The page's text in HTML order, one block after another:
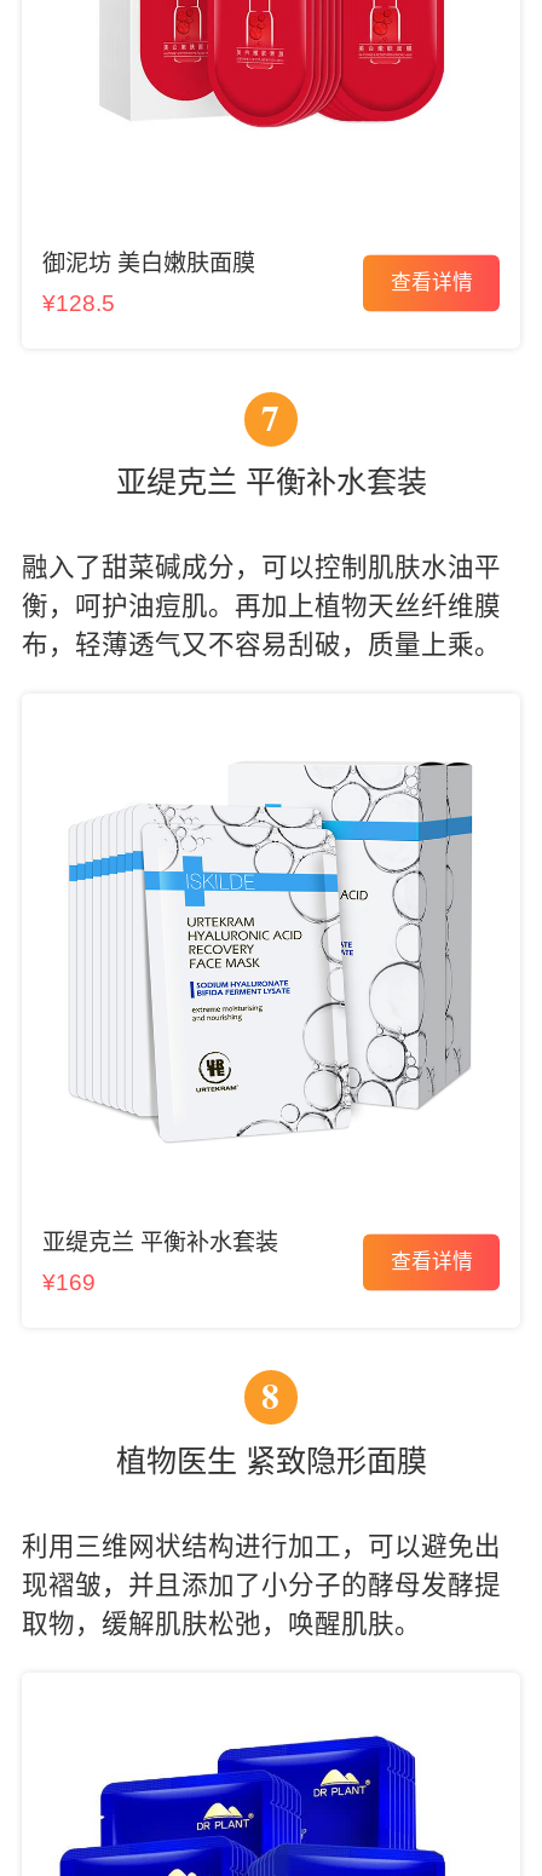
御泥坊 美白嫩肤面膜
¥128.5
查看详情
7
亚缇克兰 平衡补水套装
融入了甜菜碱成分，可以控制肌肤水油平
衡，呵护油痘肌。再加上植物天丝纤维膜
布，轻薄透气又不容易刮破，质量上乘。
亚缇克兰 平衡补水套装
¥169
查看详情
8
植物医生 紧致隐形面膜
利用三维网状结构进行加工，可以避免出
现褶皱，并且添加了小分子的酵母发酵提
取物，缓解肌肤松弛，唤醒肌肤。